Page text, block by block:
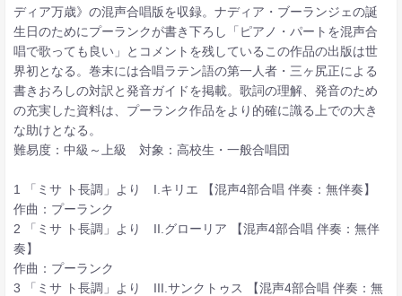
ディア万歳》の混声合唱版を収録。ナディア・ブーランジェの誕
生日のためにプーランクが書き下ろし「ピアノ・パートを混声合
唱で歌っても良い」とコメントを残しているこの作品の出版は世
界初となる。巻末には合唱ラテン語の第一人者・三ヶ尻正による
書きおろしの対訳と発音ガイドを掲載。歌詞の理解、発音のため
の充実した資料は、プーランク作品をより的確に識る上での大き
な助けとなる。
難易度：中級～上級 対象：高校生・一般合唱団
1 「ミサ ト長調」より I.キリエ 【混声4部合唱 伴奏：無伴奏】
作曲：プーランク
2 「ミサ ト長調」より II.グローリア 【混声4部合唱 伴奏：無伴
奏】
作曲：プーランク
3 「ミサ ト長調」より III.サンクトゥス 【混声4部合唱 伴奏：無